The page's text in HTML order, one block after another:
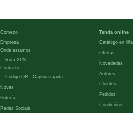
Comezo
Empresa
Onde estamos
Ruta XPS
Contacto
Código QR - Cáptura rápida
Novas
Galería
Redes Sociais
Tenda online
Catálogo en liña
Ofertas
Novedades
Autores
Clientes
Pedidos
Condicións